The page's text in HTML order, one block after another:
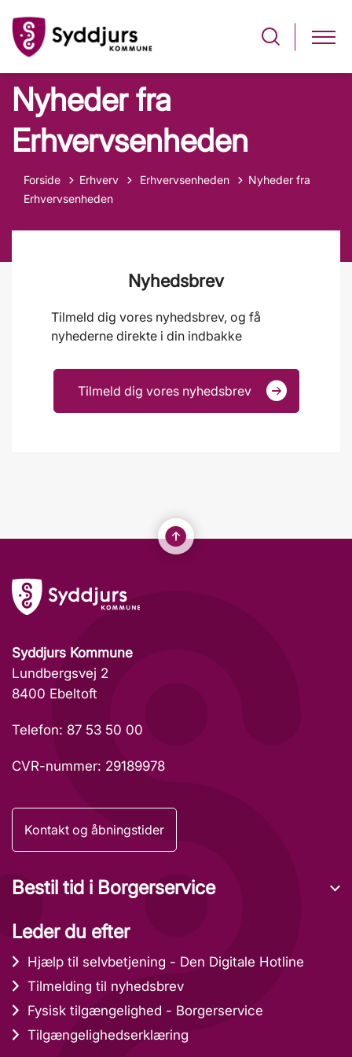
Nyheder fra
Erhvervsenheden
Forside Erhverv Tilbage til
Erhvervsenheden
Nyheder fra
Erhvervsenheden
Nyhedsbrev
Tilmeld dig vores nyhedsbrev, og få
nyhederne direkte i din indbakke
Tilmeld dig vores nyhedsbrev
Syddjurs Kommune
Lundbergsvej 2
8400 Ebeltoft
Telefon: 87 53 50 00
CVR-nummer: 29189978
Kontakt og åbningstider
Bestil tid i Borgerservice
Leder du efter
Hjælp til selvbetjening - Den Digitale Hotline
Tilmelding til nyhedsbrev
Fysisk tilgængelighed - Borgerservice
Tilgængelighedserklæring